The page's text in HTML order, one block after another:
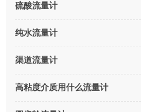
硫酸流量计
纯水流量计
渠道流量计
高粘度介质用什么流量计